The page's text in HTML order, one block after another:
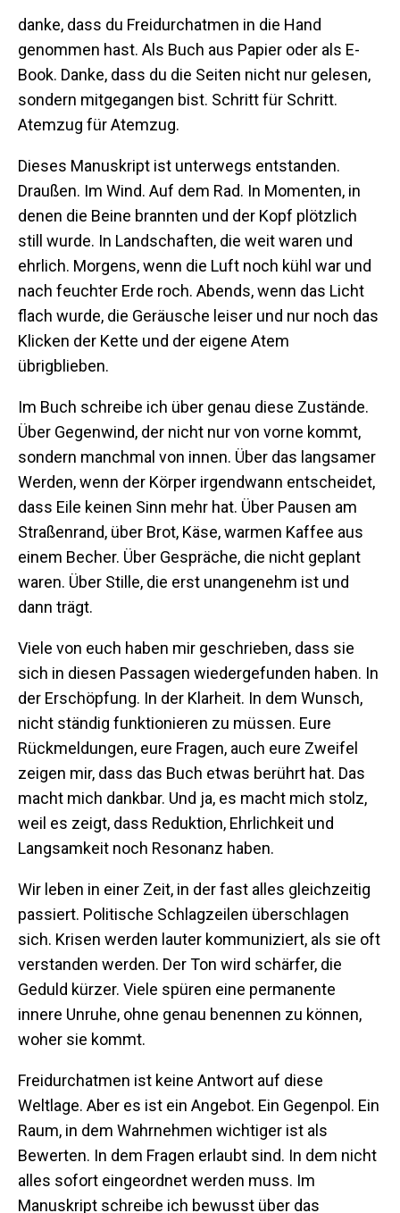
danke, dass du Freidurchatmen in die Hand
genommen hast. Als Buch aus Papier oder als E-
Book. Danke, dass du die Seiten nicht nur gelesen,
sondern mitgegangen bist. Schritt für Schritt.
Atemzug für Atemzug.
Dieses Manuskript ist unterwegs entstanden.
Draußen. Im Wind. Auf dem Rad. In Momenten, in
denen die Beine brannten und der Kopf plötzlich
still wurde. In Landschaften, die weit waren und
ehrlich. Morgens, wenn die Luft noch kühl war und
nach feuchter Erde roch. Abends, wenn das Licht
flach wurde, die Geräusche leiser und nur noch das
Klicken der Kette und der eigene Atem
übrigblieben.
Im Buch schreibe ich über genau diese Zustände.
Über Gegenwind, der nicht nur von vorne kommt,
sondern manchmal von innen. Über das langsamer
Werden, wenn der Körper irgendwann entscheidet,
dass Eile keinen Sinn mehr hat. Über Pausen am
Straßenrand, über Brot, Käse, warmen Kaffee aus
einem Becher. Über Gespräche, die nicht geplant
waren. Über Stille, die erst unangenehm ist und
dann trägt.
Viele von euch haben mir geschrieben, dass sie
sich in diesen Passagen wiedergefunden haben. In
der Erschöpfung. In der Klarheit. In dem Wunsch,
nicht ständig funktionieren zu müssen. Eure
Rückmeldungen, eure Fragen, auch eure Zweifel
zeigen mir, dass das Buch etwas berührt hat. Das
macht mich dankbar. Und ja, es macht mich stolz,
weil es zeigt, dass Reduktion, Ehrlichkeit und
Langsamkeit noch Resonanz haben.
Wir leben in einer Zeit, in der fast alles gleichzeitig
passiert. Politische Schlagzeilen überschlagen
sich. Krisen werden lauter kommuniziert, als sie oft
verstanden werden. Der Ton wird schärfer, die
Geduld kürzer. Viele spüren eine permanente
innere Unruhe, ohne genau benennen zu können,
woher sie kommt.
Freidurchatmen ist keine Antwort auf diese
Weltlage. Aber es ist ein Angebot. Ein Gegenpol. Ein
Raum, in dem Wahrnehmen wichtiger ist als
Bewerten. In dem Fragen erlaubt sind. In dem nicht
alles sofort eingeordnet werden muss. Im
Manuskript schreibe ich bewusst über das